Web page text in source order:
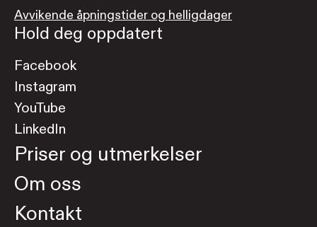
Avvikende åpningstider og helligdager
Hold deg oppdatert
Facebook
Instagram
YouTube
LinkedIn
Priser og utmerkelser
Om oss
Kontakt